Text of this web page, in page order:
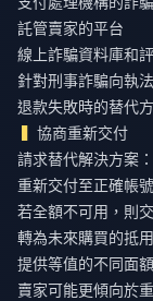
託管賣家的平台
線上詐騙資料庫和
針對刑事詐騙向執
退款失敗時的替代
協商重新交付
請求替代解決方案：
重新交付至正確帳號
若全額不可用，則
轉為未來購買的抵
提供等值的不同面額
賣家可能更傾向於